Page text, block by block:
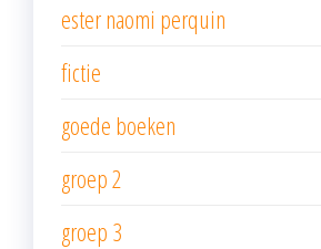
ester naomi perquin
fictie
goede boeken
groep 2
groep 3